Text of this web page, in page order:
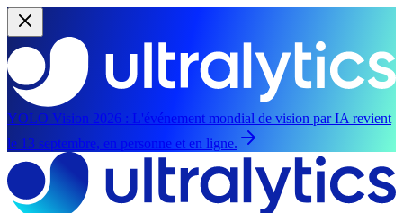
YOLO Vision 2026 : L'événement mondial de vision par IA revient
le 13 septembre, en personne et en ligne.